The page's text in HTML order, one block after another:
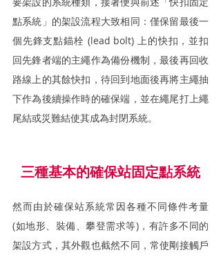
點系統」的架設流程大致相同：僅保留最後一
個先鋒支點錨栓 (lead bolt) 上的快扣，並扣
回先鋒者端的主繩作為備份機制，最後再回收
路線上的其餘快扣，待回到地面後再將主繩抽
下作為後續操作時的確保端，並在繩尾打上繩
尾結或災難結使其成為封閉系統。
三種基本的確保站固定點系統
然而由於確保站系統常因各種不同條件考量
(如地形、裝備、攀登需求等)，有許多不同的
架設方式，其外觀也截然不同，常使剛接觸戶